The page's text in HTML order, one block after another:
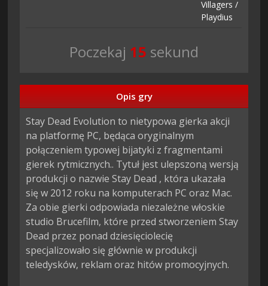
Villagers /
Playdius
Poczekaj 13 sekund
Opis gry
Stay Dead Evolution to nietypowa gierka akcji
na platformę PC, będąca oryginalnym
połączeniem typowej bijatyki z fragmentami
gierek rytmicznych.. Tytuł jest ulepszoną wersją
produkcji o nazwie Stay Dead , która ukazała
się w 2012 roku na komputerach PC oraz Mac.
Za obie gierki odpowiada niezależne włoskie
studio Brucefilm, które przed stworzeniem Stay
Dead przez ponad dziesięciolecię
specjalizowało się głównie w produkcji
teledysków, reklam oraz hitów promocyjnych.